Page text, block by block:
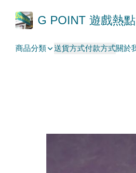
G POINT 遊戲熱點
商品分類 送貨方式付款方式關於